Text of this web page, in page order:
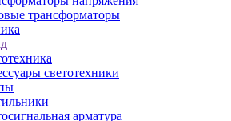
трансформаторы
светотехники
арматура